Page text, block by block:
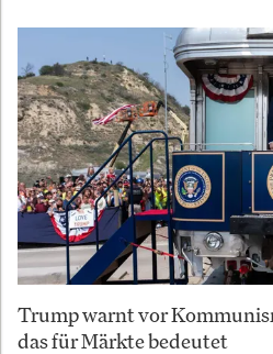
Trump warnt vor
das für Märkte bedeutet